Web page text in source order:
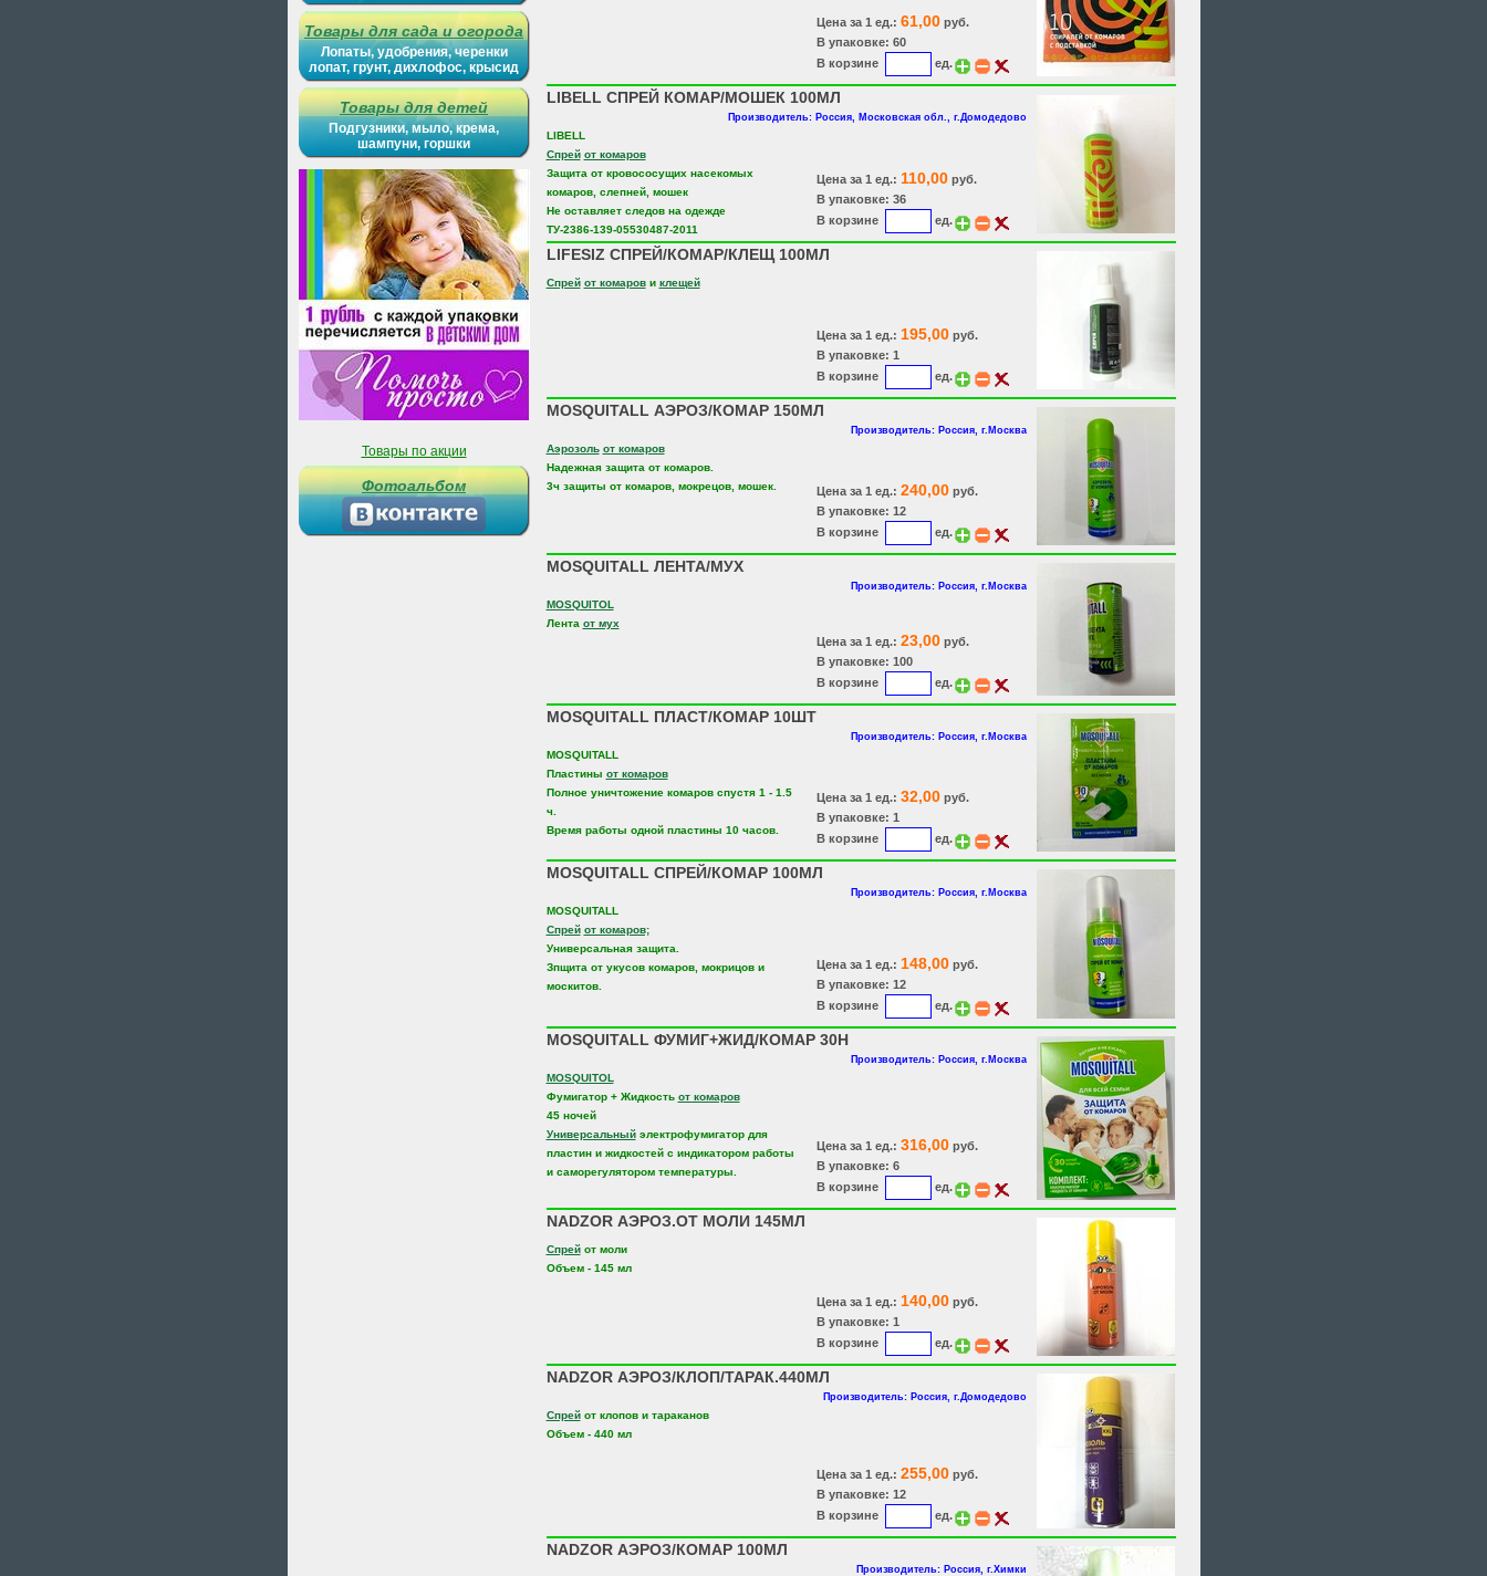
Товары для сада и огорода
Лопаты, удобрения, черенки
лопат, грунт, дихлофос, крысид
Товары для детей
Подгузники, мыло, крема,
шампуни, горшки
Товары по акции
Фотоальбом
Цена за 1 ед.: 61,00руб.
В упаковке: 60
В корзине
ед.
LIBELL СПРЕЙ КОМАР/МОШЕК 100МЛ
Производитель: Россия, Московская обл., г.Домодедово
LIBELL
Спрей от комаров
Защита от кровососущих насекомых
комаров, слепней, мошек
Не оставляет следов на одежде
ТУ-2386-139-05530487-2011
Цена за 1 ед.: 110,00руб.
В упаковке: 36
В корзине
ед.
LIFESIZ СПРЕЙ/КОМАР/КЛЕЩ 100МЛ
Спрей от комарови клещей
Цена за 1 ед.: 195,00руб.
В упаковке: 1
В корзине
ед.
MOSQUITALL АЭРОЗ/КОМАР 150МЛ
Производитель: Россия, г.Москва
Аэрозоль от комаров
Надежная защита от комаров.
3ч защиты от комаров, мокрецов, мошек.
Цена за 1 ед.: 240,00руб.
В упаковке: 12
В корзине
ед.
MOSQUITALL ЛЕНТА/МУХ
Производитель: Россия, г.Москва
MOSQUITOL
Лента от мух
Цена за 1 ед.: 23,00руб.
В упаковке: 100
В корзине
ед.
MOSQUITALL ПЛАСТ/КОМАР 10ШТ
Производитель: Россия, г.Москва
MOSQUITALL
Пластины от комаров
Полное уничтожение комаров спустя 1 - 1.5
ч.
Время работы одной пластины 10 часов.
Цена за 1 ед.: 32,00руб.
В упаковке: 1
В корзине
ед.
MOSQUITALL СПРЕЙ/КОМАР 100МЛ
Производитель: Россия, г.Москва
MOSQUITALL
Спрей от комаров;
Универсальная защита.
Зпщита от укусов комаров, мокрицов и
москитов.
Цена за 1 ед.: 148,00руб.
В упаковке: 12
В корзине
ед.
MOSQUITALL ФУМИГ+ЖИД/КОМАР 30Н
Производитель: Россия, г.Москва
MOSQUITOL
Фумигатор + Жидкость от комаров
45 ночей
Универсальныйэлектрофумигатор для
пластин и жидкостей с индикатором работы
и саморегулятором температуры.
Цена за 1 ед.: 316,00руб.
В упаковке: 6
В корзине
ед.
NADZOR АЭРОЗ.ОТ МОЛИ 145МЛ
Спрейот моли
Объем - 145 мл
Цена за 1 ед.: 140,00руб.
В упаковке: 1
В корзине
ед.
NADZOR АЭРОЗ/КЛОП/ТАРАК.440МЛ
Производитель: Россия, г.Домодедово
Спрейот клопов и тараканов
Объем - 440 мл
Цена за 1 ед.: 255,00руб.
В упаковке: 12
В корзине
ед.
NADZOR АЭРОЗ/КОМАР 100МЛ
Производитель: Россия, г.Химки